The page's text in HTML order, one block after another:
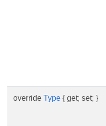
override Type { get; set; }